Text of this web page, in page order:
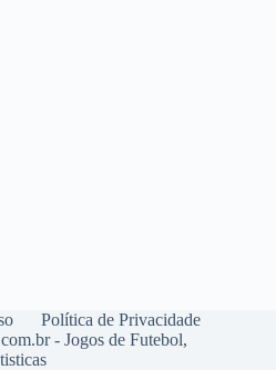
Política de Privacidade
- Jogos de Futebol,